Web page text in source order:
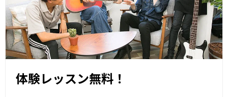
体験レッスン無料！